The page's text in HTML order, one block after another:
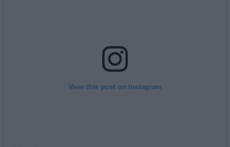
View this post on Instagram